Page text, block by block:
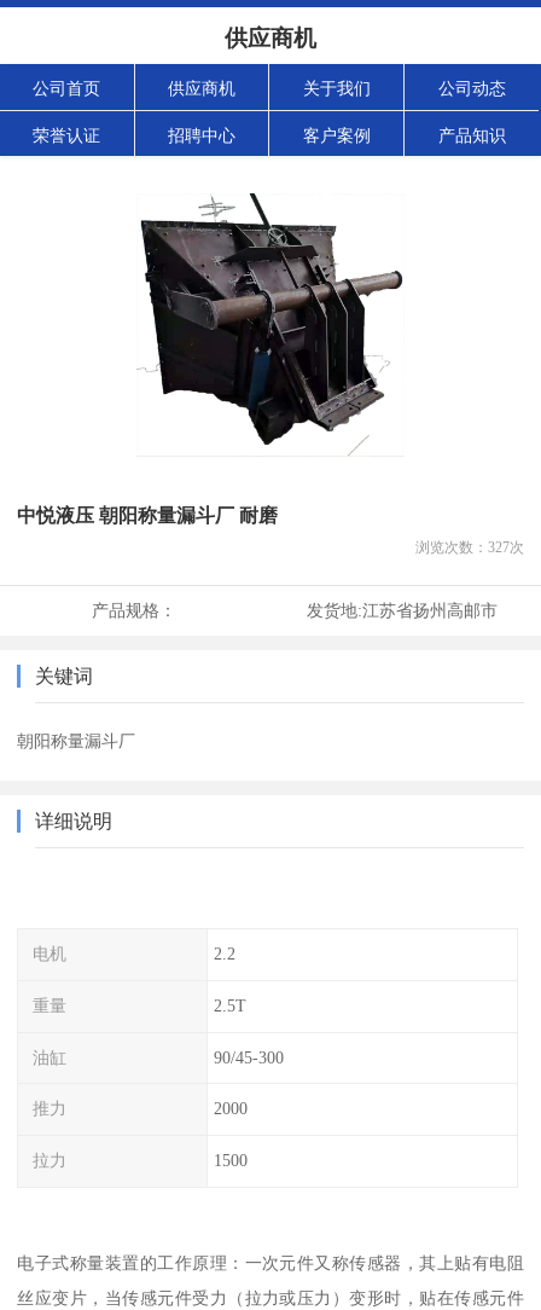
供应商机
公司首页 供应商机 关于我们 公司动态
荣誉认证 招聘中心 客户案例 产品知识
中悦液压 朝阳称量漏斗厂 耐磨
浏览次数： 327次
产品规格： 发货地:江苏省扬州高邮市
关键词
朝阳称量漏斗厂
详细说明
电机 2.2
重量 2.5T
油缸 90/45-300
推力 2000
拉力 1500
电子式称量装置的工作原理：一次元件又称传感器，其上贴有电阻
丝应变片，当传感元件受力（拉力或压力）变形时，贴在传感元件